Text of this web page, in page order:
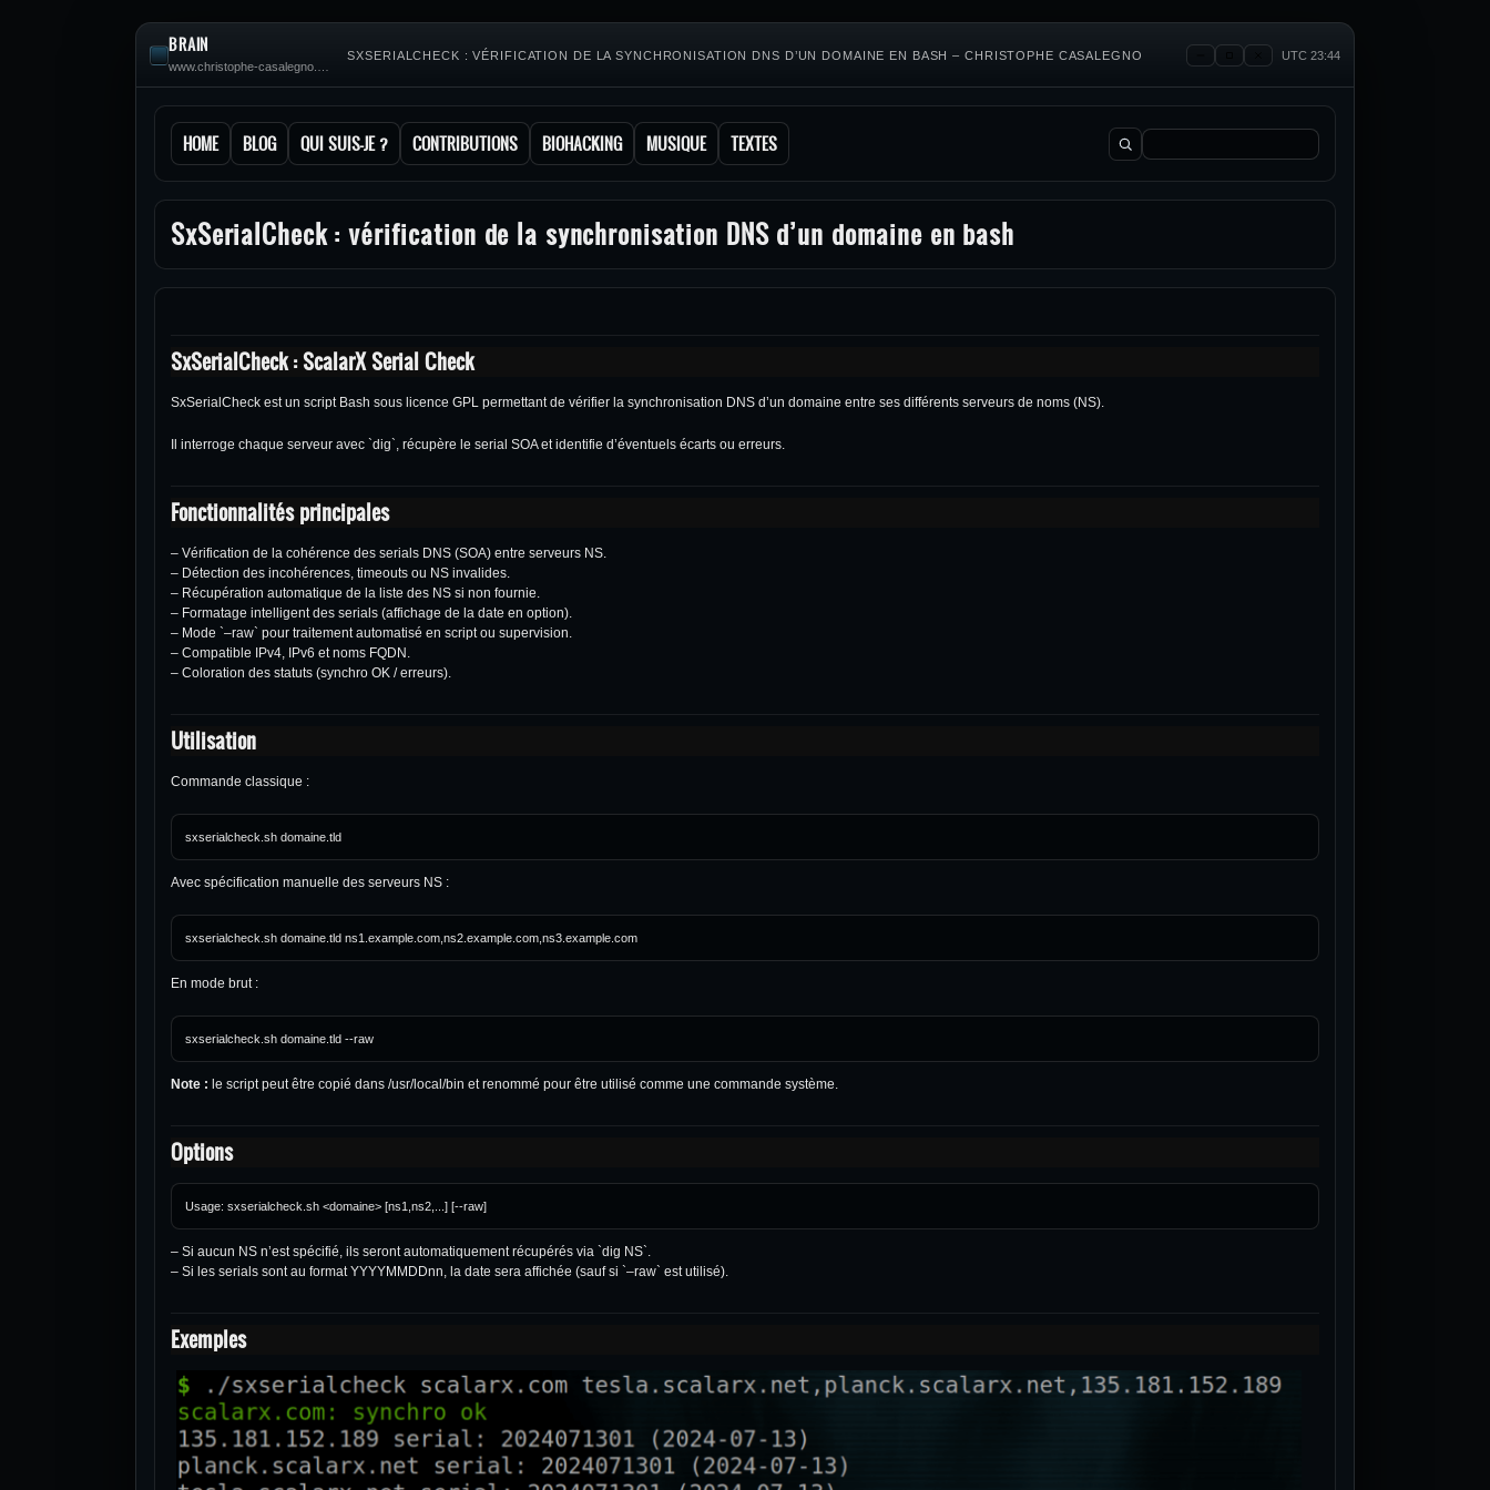
BRAIN SXSERIALCHECK : VÉRIFICATION DE LA SYNCHRONISATION DNS D’UN DOMAINE EN BASH – CHRISTOPHE CASALEGNO UTC 23:44
HOME BLOG QUI SUIS-JE ? CONTRIBUTIONS BIOHACKING MUSIQUE TEXTES Rechercher :
SxSerialCheck : vérification de la synchronisation DNS d’un domaine en bash
SxSerialCheck : ScalarX Serial Check
SxSerialCheck est un script Bash sous licence GPL permettant de vérifier la synchronisation DNS d’un domaine entre ses différents serveurs de noms (NS).
Il interroge chaque serveur avec `dig`, récupère le serial SOA et identifie d’éventuels écarts ou erreurs.
Fonctionnalités principales
– Vérification de la cohérence des serials DNS (SOA) entre serveurs NS.
– Détection des incohérences, timeouts ou NS invalides.
– Récupération automatique de la liste des NS si non fournie.
– Formatage intelligent des serials (affichage de la date en option).
– Mode `–raw` pour traitement automatisé en script ou supervision.
– Compatible IPv4, IPv6 et noms FQDN.
– Coloration des statuts (synchro OK / erreurs).
Utilisation
Commande classique :
Avec spécification manuelle des serveurs NS :
En mode brut :
Note : le script peut être copié dans /usr/local/bin et renommé pour être utilisé comme une commande système.
Options
– Si aucun NS n’est spécifié, ils seront automatiquement récupérés via `dig NS`.
– Si les serials sont au format YYYYMMDDnn, la date sera affichée (sauf si `–raw` est utilisé).
Exemples